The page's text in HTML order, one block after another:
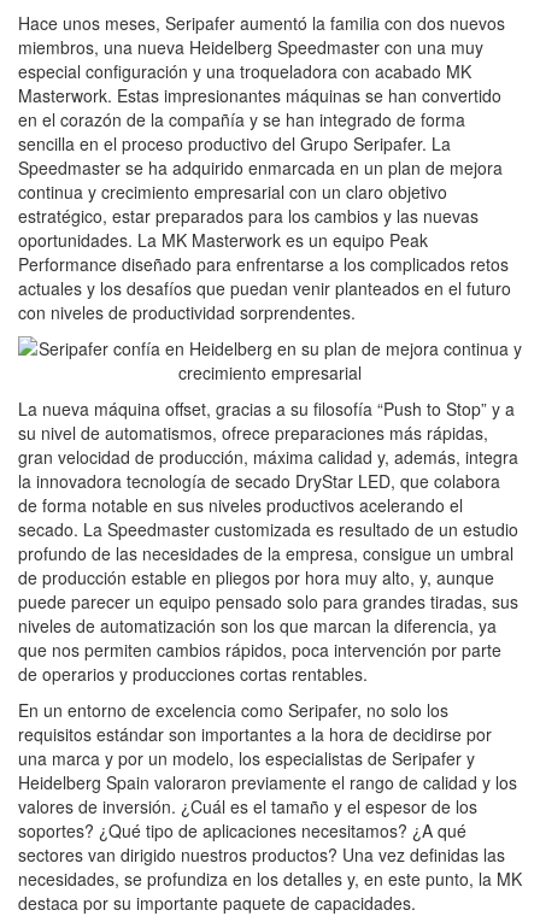
Hace unos meses, Seripafer aumentó la familia con dos nuevos
miembros, una nueva Heidelberg Speedmaster con una muy
especial configuración y una troqueladora con acabado MK
Masterwork. Estas impresionantes máquinas se han convertido
en el corazón de la compañía y se han integrado de forma
sencilla en el proceso productivo del Grupo Seripafer. La
Speedmaster se ha adquirido enmarcada en un plan de mejora
continua y crecimiento empresarial con un claro objetivo
estratégico, estar preparados para los cambios y las nuevas
oportunidades. La MK Masterwork es un equipo Peak
Performance diseñado para enfrentarse a los complicados retos
actuales y los desafíos que puedan venir planteados en el futuro
con niveles de productividad sorprendentes.
La nueva máquina offset, gracias a su filosofía “Push to Stop” y a
su nivel de automatismos, ofrece preparaciones más rápidas,
gran velocidad de producción, máxima calidad y, además, integra
la innovadora tecnología de secado DryStar LED, que colabora
de forma notable en sus niveles productivos acelerando el
secado. La Speedmaster customizada es resultado de un estudio
profundo de las necesidades de la empresa, consigue un umbral
de producción estable en pliegos por hora muy alto, y, aunque
puede parecer un equipo pensado solo para grandes tiradas, sus
niveles de automatización son los que marcan la diferencia, ya
que nos permiten cambios rápidos, poca intervención por parte
de operarios y producciones cortas rentables.
En un entorno de excelencia como Seripafer, no solo los
requisitos estándar son importantes a la hora de decidirse por
una marca y por un modelo, los especialistas de Seripafer y
Heidelberg Spain valoraron previamente el rango de calidad y los
valores de inversión. ¿Cuál es el tamaño y el espesor de los
soportes? ¿Qué tipo de aplicaciones necesitamos? ¿A qué
sectores van dirigido nuestros productos? Una vez definidas las
necesidades, se profundiza en los detalles y, en este punto, la MK
destaca por su importante paquete de capacidades.